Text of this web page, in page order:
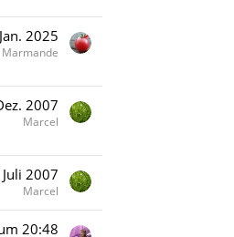
2025
Marmande
2007
Marcel
2007
Marcel
20:48